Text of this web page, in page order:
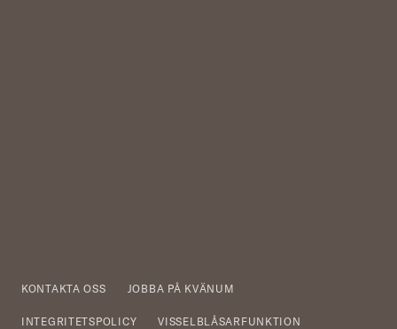
KONTAKTA OSS JOBBA PÅ KVÄNUM
INTEGRITETSPOLICY VISSELBLÅSARFUNKTION